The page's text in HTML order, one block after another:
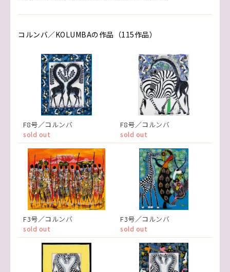
コルンバ／KOLUMBAの作品（115作品）
F8号／コルンバ
sold out
F8号／コルンバ
sold out
F3号／コルンバ
sold out
F3号／コルンバ
sold out